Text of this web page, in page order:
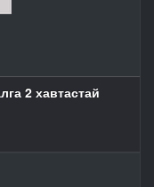
2 хавтастай